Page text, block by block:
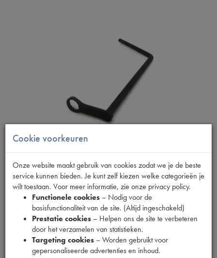
Productnummer
1867003
Cookie voorkeuren
Onze website maakt gebruik van cookies zodat we je de beste
service kunnen bieden. Je kunt zelf kiezen welke categorieën je
wilt toestaan. Voor meer informatie, zie onze privacy policy.
Functionele cookies – Nodig voor de
basisfunctionaliteit van de site. (Altijd ingeschakeld)
Prestatie cookies – Helpen ons de site te verbeteren
door het verzamelen van statistieken.
Targeting cookies – Worden gebruikt voor
gepersonaliseerde advertenties en inhoud.